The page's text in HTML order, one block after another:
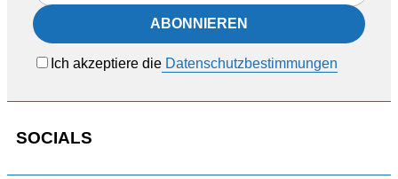
Ich akzeptiere die Datenschutzbestimmungen
SOCIALS